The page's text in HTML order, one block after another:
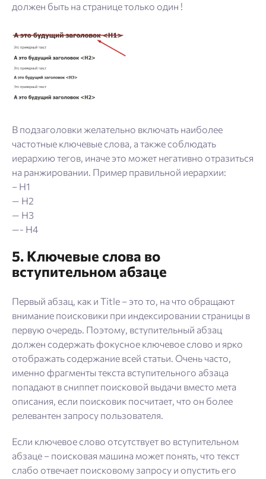
должен быть на странице только один !
В подзаголовки желательно включать наиболее
частотные ключевые слова, а также соблюдать
иерархию тегов, иначе это может негативно отразиться
на ранжировании. Пример правильной иерархии:
– H1
— H2
— H3
—- H4
5. Ключевые слова во
вступительном абзаце
Первый абзац, как и Title – это то, на что обращают
внимание поисковики при индексировании страницы в
первую очередь. Поэтому, вступительный абзац
должен содержать фокусное ключевое слово и ярко
отображать содержание всей статьи. Очень часто,
именно фрагменты текста вступительного абзаца
попадают в сниппет поисковой выдачи вместо мета
описания, если поисковик посчитает, что он более
релевантен запросу пользователя.
Если ключевое слово отсутствует во вступительном
абзаце – поисковая машина может понять, что текст
слабо отвечает поисковому запросу и опустить его